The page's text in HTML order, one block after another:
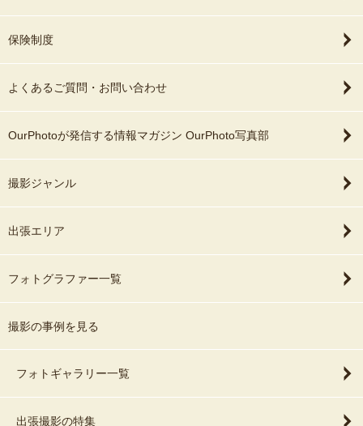
保険制度
よくあるご質問・お問い合わせ
OurPhotoが発信する情報マガジン OurPhoto写真部
撮影ジャンル
出張エリア
フォトグラファー一覧
撮影の事例を見る
フォトギャラリー一覧
出張撮影の特集